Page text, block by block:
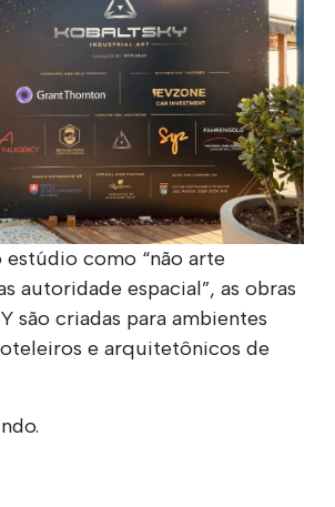
estúdio como “não arte
autoridade espacial”, as obras
são criadas para ambientes
e arquitetônicos de